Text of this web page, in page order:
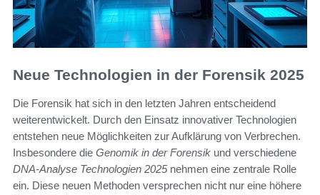
Neue Technologien in der Forensik 2025
Die Forensik hat sich in den letzten Jahren entscheidend
weiterentwickelt. Durch den Einsatz innovativer Technologien
entstehen neue Möglichkeiten zur Aufklärung von Verbrechen.
Insbesondere die Genomik in der Forensik und verschiedene
DNA-Analyse Technologien 2025nehmen eine zentrale Rolle
ein. Diese neuen Methoden versprechen nicht nur eine höhere